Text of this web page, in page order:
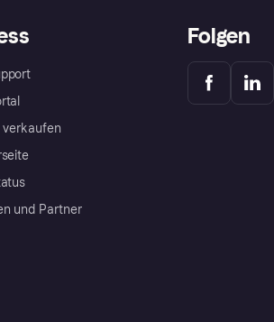
verkaufen
und Partner
Folgen